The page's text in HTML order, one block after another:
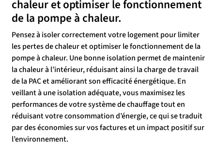
chaleur et optimiser le fonctionnement
de la pompe à chaleur.
Pensez à isoler correctement votre logement pour limiter
les pertes de chaleur et optimiser le fonctionnement de la
pompe à chaleur. Une bonne isolation permet de maintenir
la chaleur à l’intérieur, réduisant ainsi la charge de travail
de la PAC et améliorant son efficacité énergétique. En
veillant à une isolation adéquate, vous maximisez les
performances de votre système de chauffage tout en
réduisant votre consommation d’énergie, ce qui se traduit
par des économies sur vos factures et un impact positif sur
l’environnement.